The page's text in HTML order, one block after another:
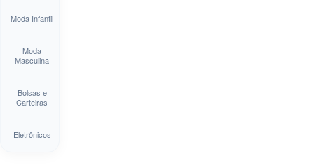
Moda Infantil
Moda
Masculina
Bolsas e
Carteiras
Eletrônicos